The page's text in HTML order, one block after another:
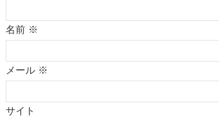
名前 ※
メール ※
サイト